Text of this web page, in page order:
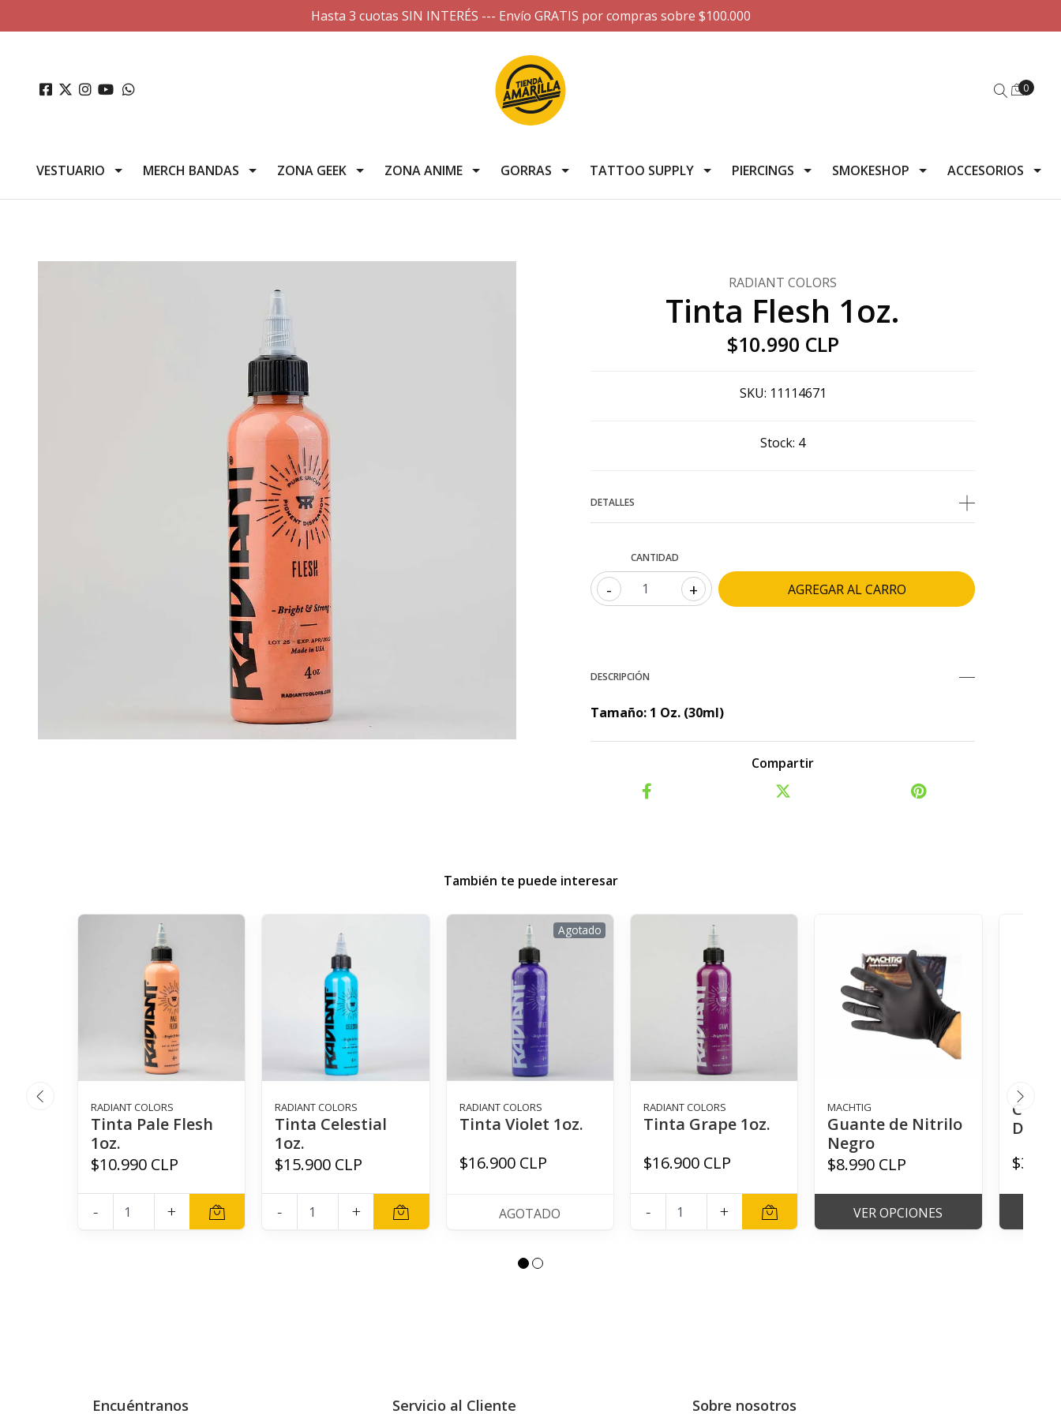
Hasta 3 cuotas SIN INTERÉS --- Envío GRATIS por compras sobre $100.000
0
VESTUARIO MERCH BANDAS ZONA GEEK ZONA ANIME GORRAS TATTOO SUPPLY PIERCINGS SMOKESHOP ACCESORIOS
RADIANT COLORS
Tinta Flesh 1oz.
$10.990 CLP
SKU: 11114671
Stock: 4
DETALLES
CANTIDAD
- +
DESCRIPCIÓN
Tamaño: 1 Oz. (30ml)
Compartir
También te puede interesar
RADIANT COLORS
Tinta Pale Flesh
1oz.
$10.990 CLP
- +
RADIANT COLORS
Tinta Celestial
1oz.
$15.900 CLP
- +
Agotado
RADIANT COLORS
Tinta Violet 1oz.
$16.900 CLP
AGOTADO
RADIANT COLORS
Tinta Grape 1oz.
$16.900 CLP
- +
MACHTIG
Guante de Nitrilo
Negro
$8.990 CLP
VER OPCIONES
Encuéntranos Servicio al Cliente Sobre nosotros